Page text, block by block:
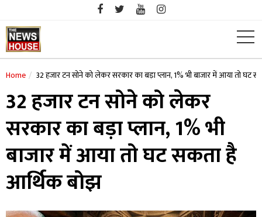
content
Home 32 हजार टन सोने को लेकर सरकार का बड़ा प्लान, 1% भी बाजार में आया तो घट
32 हजार टन सोने को लेकर
सरकार का बड़ा प्लान, 1% भी
बाजार में आया तो घट सकता है
आर्थिक बोझ